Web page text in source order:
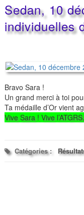
Sedan, 10
individuelles
Bravo Sara !
Un grand merci à toi
Ta médaille d’Or vient
Vive Sara ! Vive
Catégories :